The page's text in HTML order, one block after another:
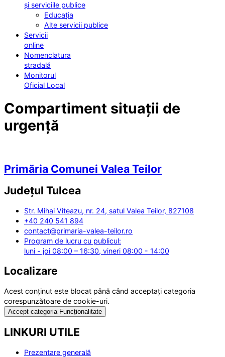
și serviciile publice
Educația
Alte servicii publice
Servicii
online
Nomenclatura
stradală
Monitorul
Oficial Local
Compartiment situații de
urgență
Primăria Comunei Valea Teilor
Județul Tulcea
Str. Mihai Viteazu, nr. 24, satul Valea Teilor, 827108
+40 240 541 894
contact@primaria-valea-teilor.ro
Program de lucru cu publicul:
luni - joi 08:00 – 16:30, vineri 08:00 - 14:00
Localizare
Acest conținut este blocat până când acceptați categoria
corespunzătoare de cookie-uri.
Accept categoria Funcționalitate
LINKURI UTILE
Prezentare generală